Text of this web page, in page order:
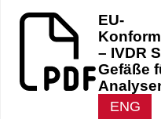
EU-
– IVDR
Gefäße
ENG